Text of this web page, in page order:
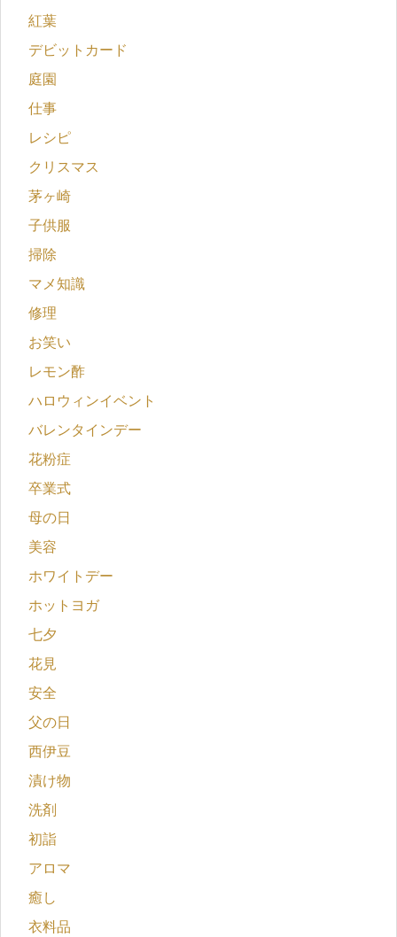
紅葉
デビットカード
庭園
仕事
レシピ
クリスマス
茅ヶ崎
子供服
掃除
マメ知識
修理
お笑い
レモン酢
ハロウィンイベント
バレンタインデー
花粉症
卒業式
母の日
美容
ホワイトデー
ホットヨガ
七夕
花見
安全
父の日
西伊豆
漬け物
洗剤
初詣
アロマ
癒し
衣料品